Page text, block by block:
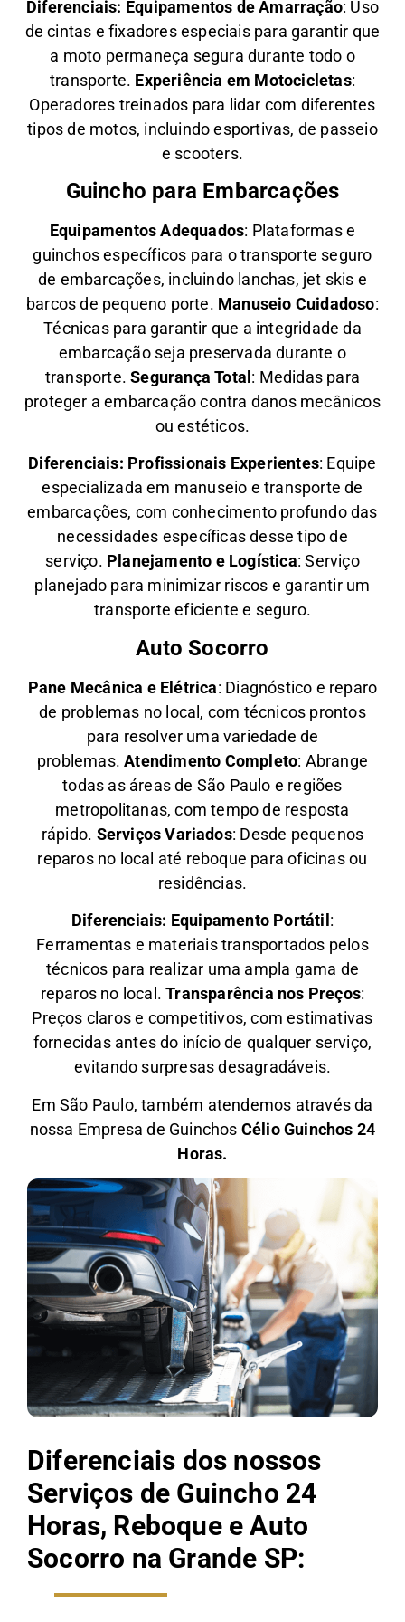
Diferenciais: Equipamentos de Amarração: Uso
de cintas e fixadores especiais para garantir que
a moto permaneça segura durante todo o
transporte. Experiência em Motocicletas:
Operadores treinados para lidar com diferentes
tipos de motos, incluindo esportivas, de passeio
e scooters.
Guincho para Embarcações
Equipamentos Adequados: Plataformas e
guinchos específicos para o transporte seguro
de embarcações, incluindo lanchas, jet skis e
barcos de pequeno porte. Manuseio Cuidadoso:
Técnicas para garantir que a integridade da
embarcação seja preservada durante o
transporte.Segurança Total : Medidas para
proteger a embarcação contra danos mecânicos
ou estéticos.
Diferenciais: Profissionais Experientes: Equipe
especializada em manuseio e transporte de
embarcações, com conhecimento profundo das
necessidades específicas desse tipo de
serviço. Planejamento e Logística: Serviço
planejado para minimizar riscos e garantir um
transporte eficiente e seguro.
Auto Socorro
Pane Mecânica e Elétrica: Diagnóstico e reparo
de problemas no local, com técnicos prontos
para resolver uma variedade de
problemas.Atendimento Completo: Abrange
todas as áreas de São Paulo e regiões
metropolitanas, com tempo de resposta
rápido. Serviços Variados: Desde pequenos
reparos no local até reboque para oficinas ou
residências.
Diferenciais: Equipamento Portátil :
Ferramentas e materiais transportados pelos
técnicos para realizar uma ampla gama de
reparos no local.Transparência nos Preços:
Preços claros e competitivos, com estimativas
fornecidas antes do início de qualquer serviço,
evitando surpresas desagradáveis.
Em São Paulo, também atendemos através da
nossa Empresa de Guinchos Célio Guinchos 24
Horas.
Diferenciais dos nossos
Serviços de Guincho 24
Horas, Reboque e Auto
Socorro na Grande SP: